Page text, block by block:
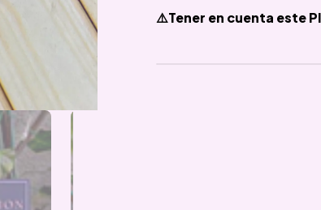
⚠️Tener en cuenta este